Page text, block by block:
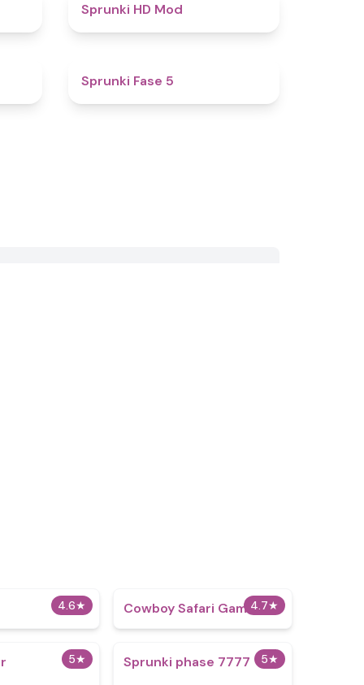
Sprunki HD Mod
Sprunki Fase 5
4.6★ 4.7★
Cowboy Safari Game
5★ 5★
Sprunki phase 7777